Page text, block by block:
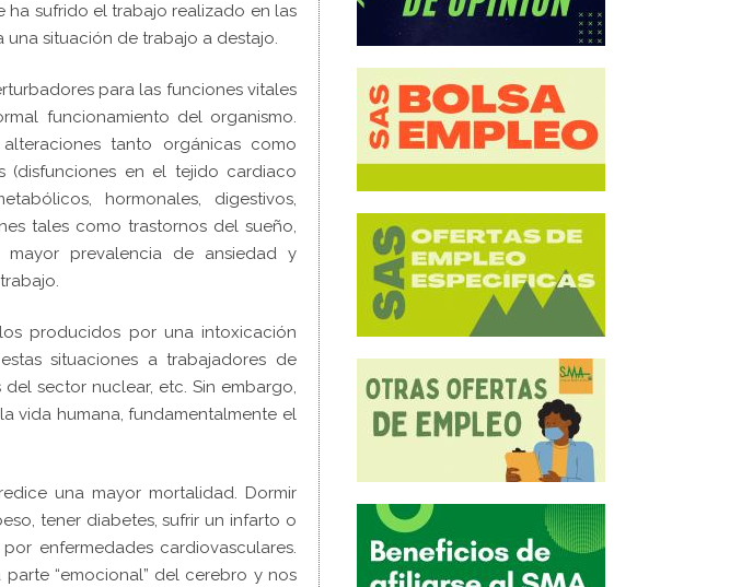
ha sufrido el trabajo realizado en las
situación de trabajo a destajo.
para las funciones vitales
funcionamiento del organismo.
tanto orgánicas como
(disfunciones en el tejido cardiaco
hormonales, digestivos,
tales como trastornos del sueño,
prevalencia de ansiedad y
producidos por una intoxicación
situaciones a trabajadores de
sector nuclear, etc. Sin embargo,
vida humana, fundamentalmente el
una mayor mortalidad. Dormir
tener diabetes, sufrir un infarto o
enfermedades cardiovasculares.
“emocional” del cerebro y nos